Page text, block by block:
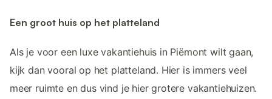
Een groot huis op het platteland
Als je voor een luxe vakantiehuis in Piëmont wilt gaan,
kijk dan vooral op het platteland. Hier is immers veel
meer ruimte en dus vind je hier grotere vakantiehuizen.